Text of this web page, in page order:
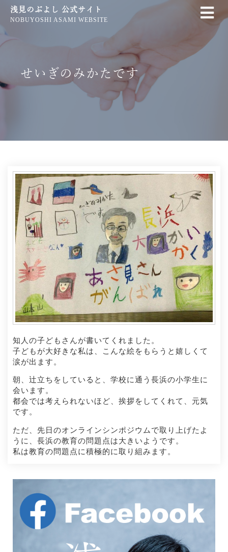
浅見のぶよし 公式サイト
NOBUYOSHI ASAMI WEBSITE
せいぎのみかたです
知人の子どもさんが書いてくれました。
子どもが大好きな私は、こんな絵をもらうと嬉しくて
涙が出ます。
朝、辻立ちをしていると、学校に通う長浜の小学生に
会います。
都会では考えられないほど、挨拶をしてくれて、元気
です。
ただ、先日のオンラインシンポジウムで取り上げたよ
うに、長浜の教育の問題点は大きいようです。
私は教育の問題点に積極的に取り組みます。